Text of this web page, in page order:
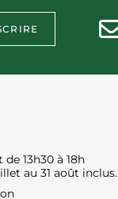
13h30 à 18h
au 31 août inclus.